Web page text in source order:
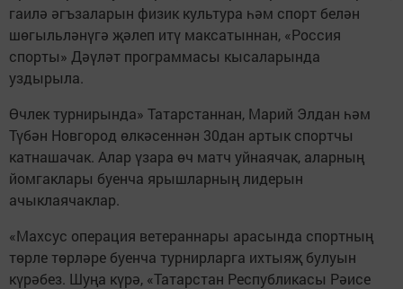
гаилә әгъзаларын физик культура һәм спорт белән
шөгыльләнүгә җәлеп итү максатыннан, «Россия
спорты» Дәүләт программасы кысаларында
уздырыла.
Өчлек турнирында» Татарстаннан, Марий Элдан һәм
Түбән Новгород өлкәсеннән 30дан артык спортчы
катнашачак. Алар үзара өч матч уйнаячак, аларның
йомгаклары буенча ярышларның лидерын
ачыклаячаклар.
«Махсус операция ветераннары арасында спортның
төрле төрләре буенча турнирларга ихтыяҗ булуын
күрәбез. Шуңа күрә, «Татарстан Республикасы Рәисе